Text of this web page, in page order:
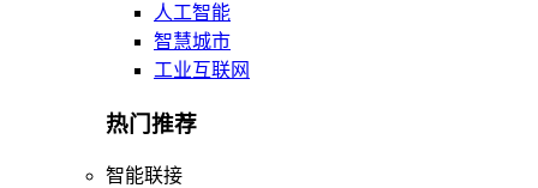
人工智能
智慧城市
工业互联网
热门推荐
智能联接